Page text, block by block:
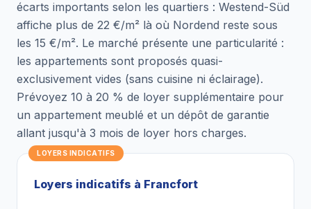
écarts importants selon les quartiers : Westend-Süd
affiche plus de 22 €/m² là où Nordend reste sous
les 15 €/m². Le marché présente une particularité :
les appartements sont proposés quasi-
exclusivement vides (sans cuisine ni éclairage).
Prévoyez 10 à 20 % de loyer supplémentaire pour
un appartement meublé et un dépôt de garantie
allant jusqu'à 3 mois de loyer hors charges.
LOYERS INDICATIFS
Loyers indicatifs à Francfort